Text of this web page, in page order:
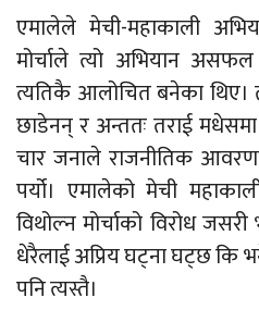
एमालेले मेची-महाकाली
मोर्चाले त्यो अभियान असफल
त्यतिकै आलोचित बनेका
छाडेनन् र अन्ततः तराई
चार जनाले राजनीतिक
पर्यो। एमालेको मेची
विथोल्न मोर्चाको विरोध
धेरैलाई अप्रिय घट्ना घट्छ कि
पनि त्यस्तै।